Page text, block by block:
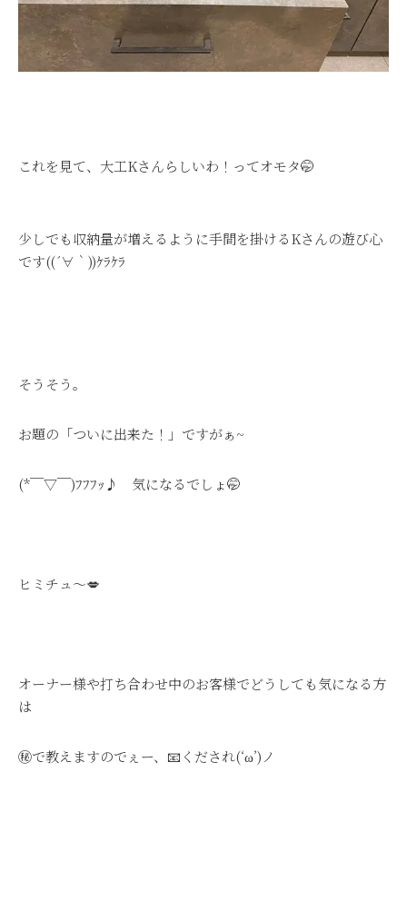
これを見て、大工Kさんらしいわ！ってオモタ🤭
少しでも収納量が増えるように手間を掛けるKさんの遊び心
です((´∀｀))ｹﾗｹﾗ
そうそう。
お題の「ついに出来た！」ですがぁ~
(*￣▽￣)ﾌﾌﾌｯ♪ 気になるでしょ🤭
ヒミチュ～💋
オーナー様や打ち合わせ中のお客様でどうしても気になる方
は
㊙で教えますのでぇー、📧くだされ(‘ω’)ノ